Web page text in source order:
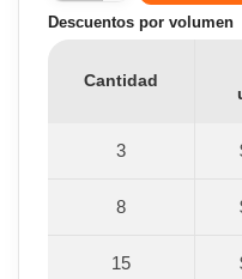
Descuentos por volumen
Cantidad
3
8
15